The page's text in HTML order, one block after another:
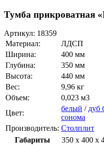
Тумба прикроватная
Артикул: 18359
Материал:
ЛДСП
Ширина:
400 мм
Глубина:
350 мм
Высота:
440 мм
Вес:
9,96 кг
Объем:
0,023 м3
Цвет:
белый / дуб
сонома
Производитель: Столплит
Габариты
350 x 400 x